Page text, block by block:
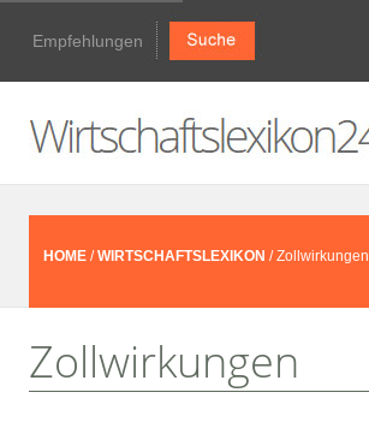
Empfehlungen
HOME /WIRTSCHAFTSLEXIKON / Zollwirkungen
Zollwirkungen